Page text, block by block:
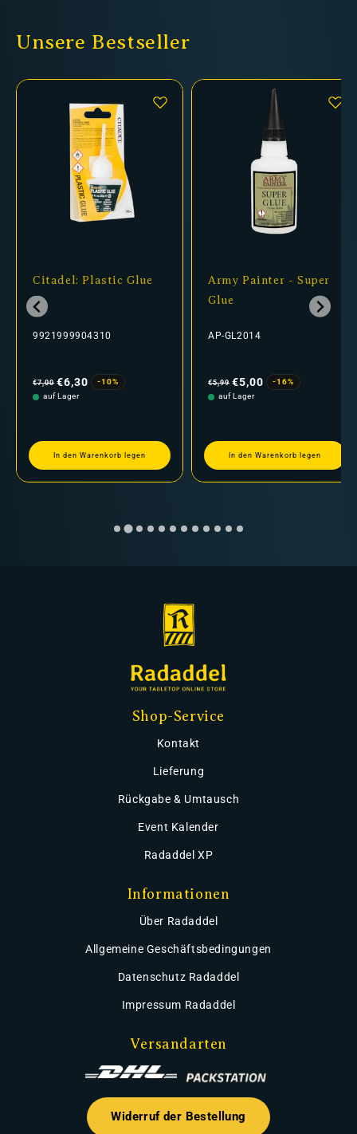
Unsere Bestseller
Citadel: Plastic Glue
9921999904310
Preis
€7,00 €6,30
-10%
auf Lager
In den Warenkorb legen
Army Painter - Super
Glue
AP-GL2014
Preis
€5,99 €5,00
-16%
auf Lager
In den Warenkorb legen
Shop-Service
Kontakt
Lieferung
Rückgabe & Umtausch
Event Kalender
Radaddel XP
Informationen
Über Radaddel
Allgemeine Geschäftsbedingungen
Datenschutz Radaddel
Impressum Radaddel
Versandarten
Widerruf der Bestellung